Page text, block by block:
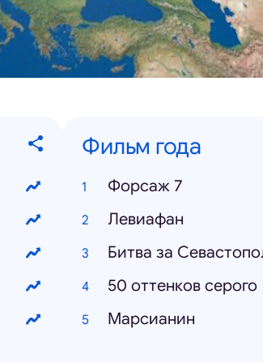
Фильм года
Форсаж 7
Левиафан
Битва за
50 оттенков серого
Марсианин